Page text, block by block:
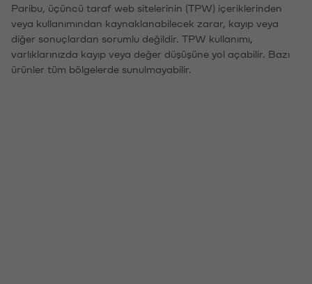
Paribu, üçüncü taraf web sitelerinin (TPW) içeriklerinden
veya kullanımından kaynaklanabilecek zarar, kayıp veya
diğer sonuçlardan sorumlu değildir. TPW kullanımı,
varlıklarınızda kayıp veya değer düşüşüne yol açabilir. Bazı
ürünler tüm bölgelerde sunulmayabilir.